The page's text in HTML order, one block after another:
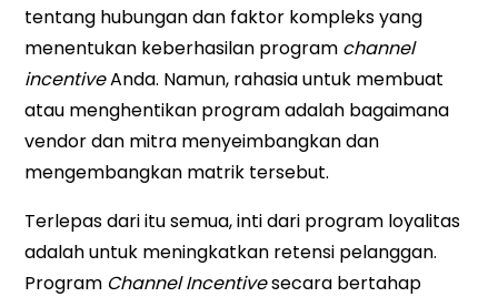
tentang hubungan dan faktor kompleks yang
menentukan keberhasilan program channel
incentiveAnda. Namun, rahasia untuk membuat
atau menghentikan program adalah bagaimana
vendor dan mitra menyeimbangkan dan
mengembangkan matrik tersebut.
Terlepas dari itu semua, inti dari program loyalitas
adalah untuk meningkatkan retensi pelanggan.
Program Channel Incentivesecara bertahap